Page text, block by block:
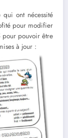
ont nécessité
pour modifier
pour pouvoir être
à jour :